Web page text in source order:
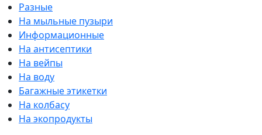
Разные
На мыльные пузыри
Информационные
На антисептики
На вейпы
На воду
Багажные этикетки
На колбасу
На экопродукты